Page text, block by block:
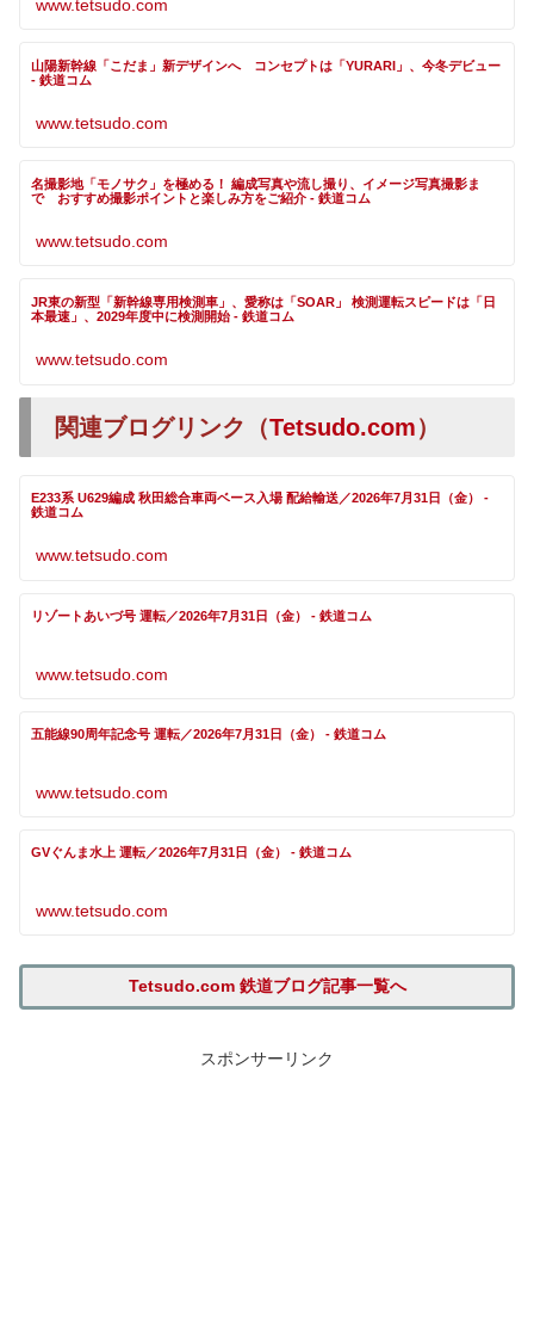
www.tetsudo.com
山陽新幹線「こだま」新デザインへ コンセプトは「YURARI」、今冬デビュー
- 鉄道コム
www.tetsudo.com
名撮影地「モノサク」を極める！ 編成写真や流し撮り、イメージ写真撮影ま
で おすすめ撮影ポイントと楽しみ方をご紹介 - 鉄道コム
www.tetsudo.com
JR東の新型「新幹線専用検測車」、愛称は「SOAR」 検測運転スピードは「日
本最速」、2029年度中に検測開始 - 鉄道コム
www.tetsudo.com
関連ブログリンク（Tetsudo.com）
E233系 U629編成 秋田総合車両ベース入場 配給輸送／2026年7月31日（金） -
鉄道コム
www.tetsudo.com
リゾートあいづ号 運転／2026年7月31日（金） - 鉄道コム
www.tetsudo.com
五能線90周年記念号 運転／2026年7月31日（金） - 鉄道コム
www.tetsudo.com
GVぐんま水上 運転／2026年7月31日（金） - 鉄道コム
www.tetsudo.com
Tetsudo.com 鉄道ブログ記事一覧へ
スポンサーリンク